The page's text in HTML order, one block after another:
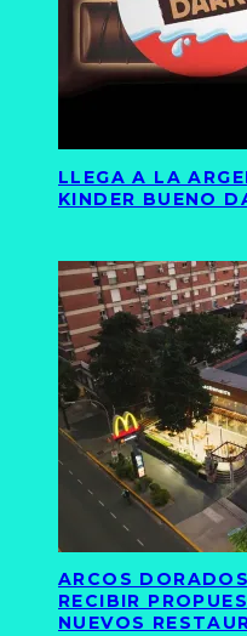
LLEGA A LA
KINDER BUENO
ARCOS
RECIBIR
NUEVOS